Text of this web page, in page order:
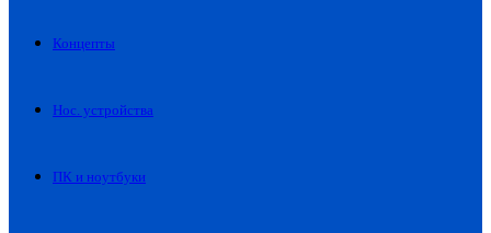
Концепты
Нос. устройства
ПК и ноутбуки